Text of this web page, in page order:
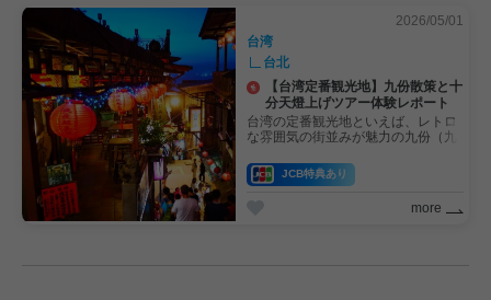
2026/05/01
台湾
台北
【台湾定番観光地】九份散策と十
分天燈上げツアー体験レポート
台湾の定番観光地といえば、レトロ
な雰囲気の街並みが魅力の九份（九
く観光したい」「自分で電車やバス
で行くのは心配…」という方には、
主催の「ナルワントツアー」がおす
JCB特典あり
more